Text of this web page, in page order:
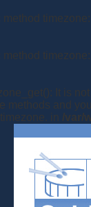
method
method
It is
methods and
in /var/